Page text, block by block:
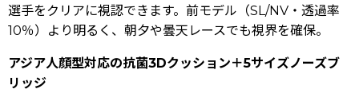
選手をクリアに視認できます。前モデル（SL/NV・透過率
10％）より明るく、朝夕や曇天レースでも視界を確保。
アジア人顔型対応の抗菌3Dクッション＋5サイズノーズブ
リッジ